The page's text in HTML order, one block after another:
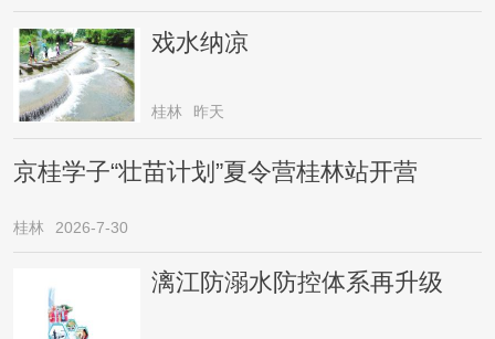
戏水纳凉
桂林 昨天
京桂学子“壮苗计划”夏令营桂林站开营
桂林 2026-7-30
漓江防溺水防控体系再升级